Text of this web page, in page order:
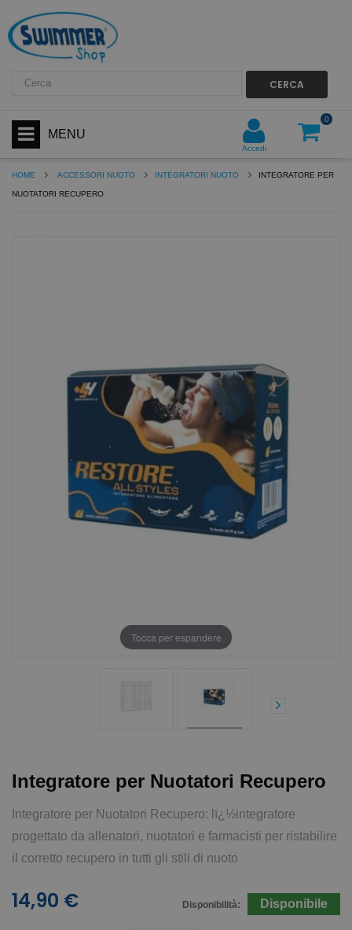
CERCA
MENU
0
Accedi
HOME ACCESSORI NUOTO INTEGRATORI NUOTO INTEGRATORE PER
NUOTATORI RECUPERO
Tocca per espandere
Integratore per Nuotatori Recupero
Integratore per Nuotatori Recupero: lï¿½integratore
progettato da allenatori, nuotatori e farmacisti per ristabilire
il corretto recupero in tutti gli stili di nuoto
Disponibilità: Disponibile
14,90 €